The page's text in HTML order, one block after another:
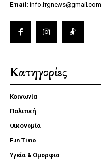
Email: info.frgnews@gmail.com
Κατηγορίες
Κοινωνία
Πολιτική
Οικονομία
Fun Time
Υγεία & Ομορφιά